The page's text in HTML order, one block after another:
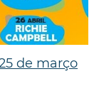
de março